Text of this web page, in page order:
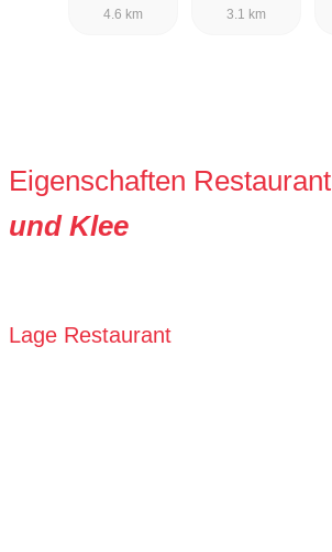
4.6 km
3.1 km
Eigenschaften Restaurant
und Klee
Lage Restaurant